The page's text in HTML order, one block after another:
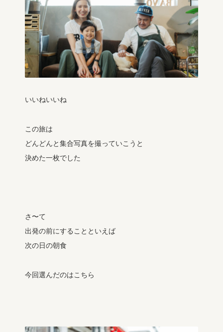
いいねいいね
この旅は
どんどんと集合写真を撮っていこうと
決めた一枚でした
さ〜て
出発の前にすることといえば
次の日の朝食
今回選んだのはこちら